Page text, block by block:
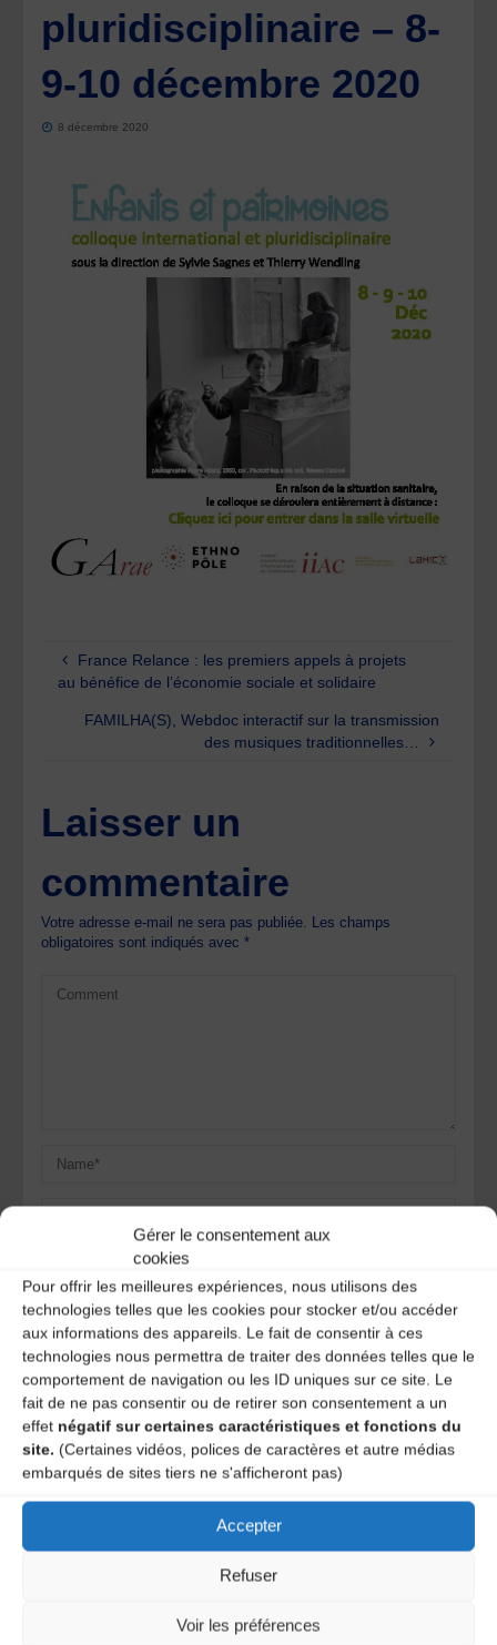
Gérer le consentement aux
cookies
Pour offrir les meilleures expériences, nous utilisons des
technologies telles que les cookies pour stocker et/ou accéder
aux informations des appareils. Le fait de consentir à ces
technologies nous permettra de traiter des données telles que le
comportement de navigation ou les ID uniques sur ce site. Le
fait de ne pas consentir ou de retirer son consentement a un
effet négatif sur certaines caractéristiques et fonctions du
site. (Certaines vidéos, polices de caractères et autre médias
embarqués de sites tiers ne s'afficheront pas)
Accepter
Refuser
Voir les préférences
pluridisciplinaire – 8-
9-10 décembre 2020
8 décembre 2020
France Relance : les premiers appels à projets
au bénéfice de l’économie sociale et solidaire
FAMILHA(S), Webdoc interactif sur la transmission
des musiques traditionnelles…
Laisser un
commentaire
Votre adresse e-mail ne sera pas publiée. Les champs
obligatoires sont indiqués avec*
Save my name, email, and site URL in my browser for next
time I post a comment.
Ce site utilise Akismet pour réduire les indésirables.En
savoir plus sur la façon dont les données de vos
commentaires sont traitées